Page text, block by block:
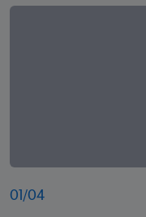
01 /04